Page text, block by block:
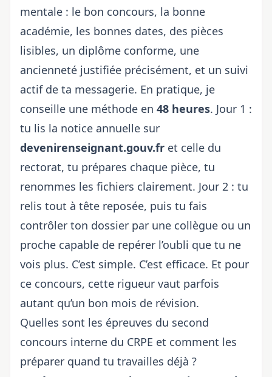
mentale : le bon concours, la bonne
académie, les bonnes dates, des pièces
lisibles, un diplôme conforme, une
ancienneté justifiée précisément, et un suivi
actif de ta messagerie. En pratique, je
conseille une méthode en 48 heures. Jour 1 :
tu lis la notice annuelle sur
devenirenseignant.gouv.fr et celle du
rectorat, tu prépares chaque pièce, tu
renommes les fichiers clairement. Jour 2 : tu
relis tout à tête reposée, puis tu fais
contrôler ton dossier par une collègue ou un
proche capable de repérer l’oubli que tu ne
vois plus. C’est simple. C’est efficace. Et pour
ce concours, cette rigueur vaut parfois
autant qu’un bon mois de révision.
Quelles sont les épreuves du second
concours interne du CRPE et comment les
préparer quand tu travailles déjà ?